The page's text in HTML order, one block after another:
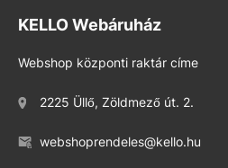
KELLO Webáruház
Webshop központi raktár címe
2225 Üllő, Zöldmező út. 2.
webshoprendeles@kello.hu